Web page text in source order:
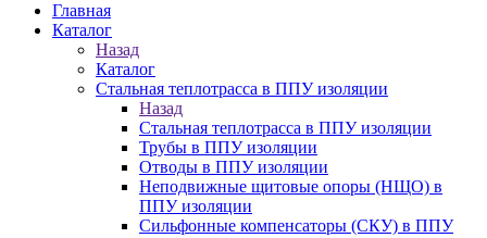
Главная
Каталог
Назад
Каталог
Стальная теплотрасса в ППУ изоляции
Назад
Стальная теплотрасса в ППУ изоляции
Трубы в ППУ изоляции
Отводы в ППУ изоляции
Неподвижные щитовые опоры (НЩО) в
ППУ изоляции
Cильфонные компенсаторы (СКУ) в ППУ